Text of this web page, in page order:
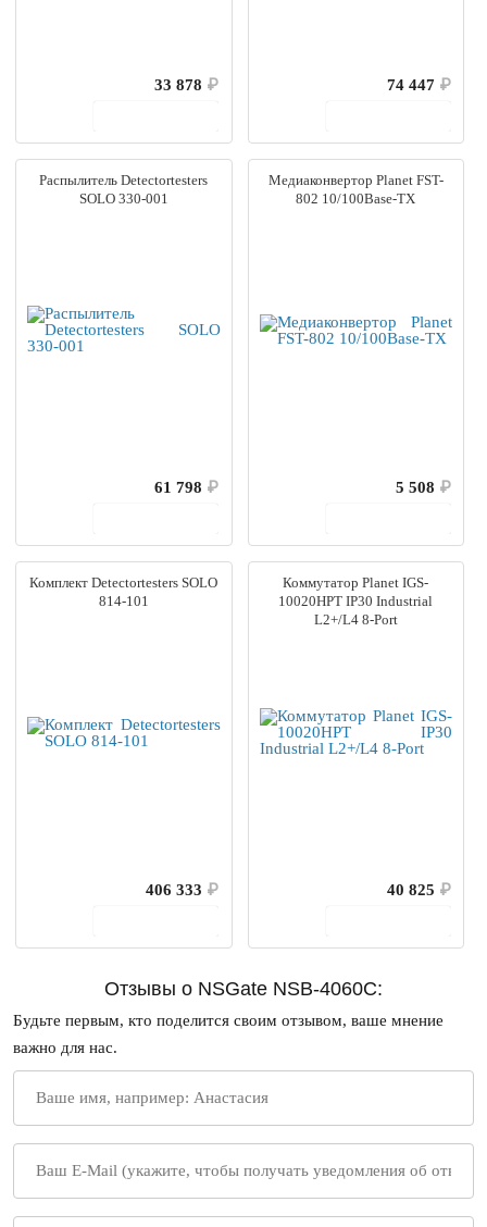
33 878 ₽
74 447 ₽
Распылитель Detectortesters
SOLO 330-001
61 798 ₽
Медиаконвертор Planet FST-
802 10/100Base-TX
5 508 ₽
Комплект Detectortesters SOLO
814-101
406 333 ₽
Коммутатор Planet IGS-
10020HPT IP30 Industrial
L2+/L4 8-Port
40 825 ₽
Отзывы о NSGate NSB-4060C:
Будьте первым, кто поделится своим отзывом, ваше мнение
важно для нас.